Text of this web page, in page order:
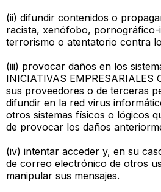
(ii) difundir contenidos o
racista, xenófobo, pornográfico-
terrorismo o atentatorio contra
(iii) provocar daños en los
INICIATIVAS EMPRESARIALES
sus proveedores o de terceras
difundir en la red virus
otros sistemas físicos o lógicos
de provocar los daños
(iv) intentar acceder y, en su
de correo electrónico de otros
manipular sus mensajes.